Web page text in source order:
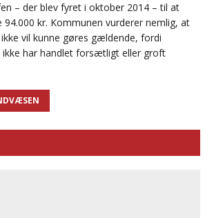
– der blev fyret i oktober 2014 – til at
kr. Kommunen vurderer nemlig, at
vil kunne gøres gældende, fordi
ikke har handlet forsætligt eller groft